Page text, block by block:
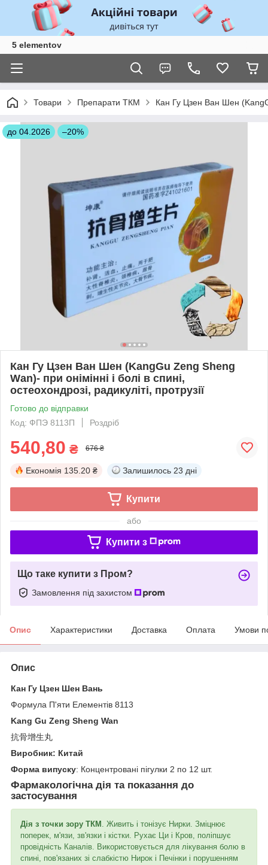
5 elementov
Товари Препарати ТКМ Кан Гу Цзен Ван Шен
до 04.2026 –20%
Кан Гу Цзен Ван Шен (KangGu Zeng Sheng
Wаn)- при онімінні і болі в спині,
остеохондрозі, радикуліті, протрузії
Готово до відправки
Код: ФПЭ 8113П
Роздріб
540,80 ₴ 676 ₴
Економія 135.20 ₴ Залишилось 23 дні
Купити
або
Купити з
Що таке купити з Пром?
Замовлення під захистом
Опис Характеристики Доставка Оплата Умови
Опис
Кан Гу Цзен Шен Вань
Формула П'яти Елементів 8113
Kang Gu Zeng Sheng Wan
抗骨增生丸
Виробник: Китай
Форма випуску: Концентровані пігулки 2 по 12 шт.
Фармакологічна дія та показання до
застосування
Дія з точки зору ТКМ . Живить і тонізує Нирки. Зміцнює
поперек, м'язи, зв'язки і кістки. Рухає Ци і Кров, поліпшує
провідність Каналів. Використовується для лікування болю в
спині, пов'язаних зі слабкістю Нирок і Печінки і порушенням